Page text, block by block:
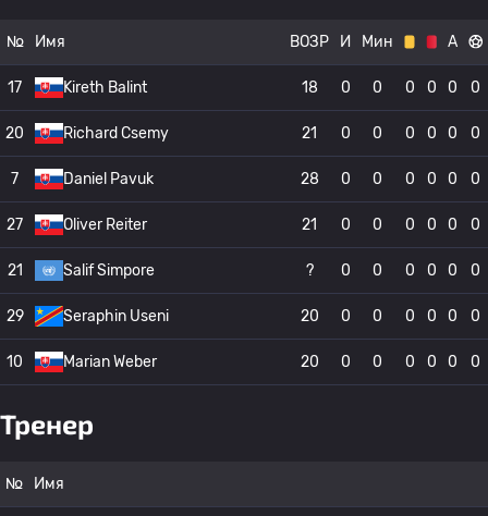
№ Имя ВОЗР И Мин А
17 Kireth Balint 18 0 0 0 0 0 0
20 Richard Csemy 21 0 0 0 0 0 0
7 Daniel Pavuk 28 0 0 0 0 0 0
27 Oliver Reiter 21 0 0 0 0 0 0
21 Salif Simpore ? 0 0 0 0 0 0
29 Seraphin Useni 20 0 0 0 0 0 0
10 Marian Weber 20 0 0 0 0 0 0
Тренер
№ Имя